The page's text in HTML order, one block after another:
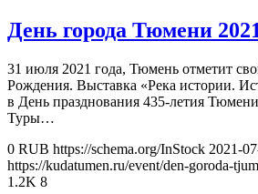
День города Тюмени
31 июля 2021 года, Тюмень отметит
Рождения. Выставка «Река истории.
в День празднования 435-летия
Туры…
0 RUB https://schema.org/InStock 2021-
https://kudatumen.ru/event/den-goroda-
1.2K 8